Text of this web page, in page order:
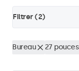
Filtrer (2)
Bureau 27 pouces